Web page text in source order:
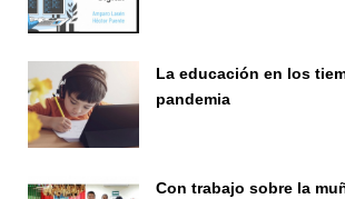
La educación en los
pandemia
Con trabajo sobre la